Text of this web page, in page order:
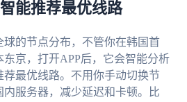
能推荐最优线路
球的节点分布，不管你在韩国首
京，打开APP后，它会智能分析
最优线路。不用你手动切换节
内服务器，减少延迟和卡顿。比